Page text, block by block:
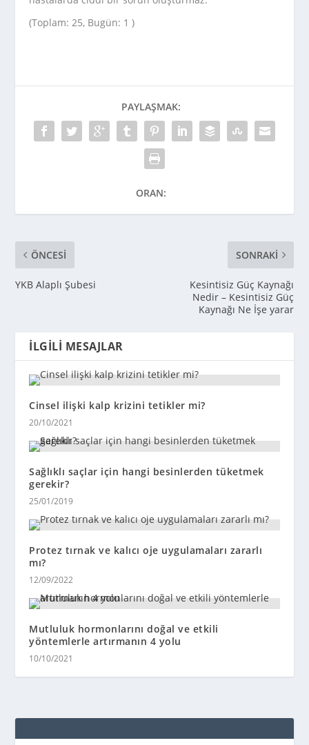
(Toplam: 25, Bugün: 1 )
PAYLAŞMAK:
ORAN:
ÖNCESI
YKB Alaplı Şubesi
SONRAKI
Kesintisiz Güç Kaynağı
Nedir – Kesintisiz Güç
Kaynağı Ne İşe yarar
İLGILI MESAJLAR
Cinsel ilişki kalp krizini tetikler mi?
20/10/2021
Sağlıklı saçlar için hangi besinlerden tüketmek
gerekir?
25/01/2019
Protez tırnak ve kalıcı oje uygulamaları zararlı
mı?
12/09/2022
Mutluluk hormonlarını doğal ve etkili
yöntemlerle artırmanın 4 yolu
10/10/2021